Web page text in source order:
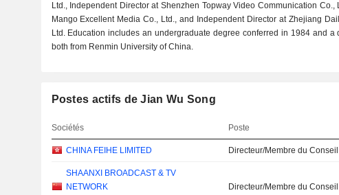
Ltd., Independent Director at Shenzhen Topway Video Communication Co.,
Mango Excellent Media Co., Ltd., and Independent Director at Zhejiang
Ltd. Education includes an undergraduate degree conferred in 1984 and a
both from Renmin University of China.
Postes actifs de Jian Wu Song
Sociétés Poste
CHINA FEIHE LIMITED Directeur/Membre du Conseil
SHAANXI BROADCAST & TV
NETWORK
Directeur/Membre du Conseil